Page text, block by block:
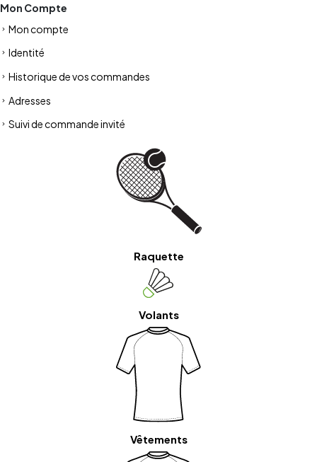
Mon Compte
Mon compte
Identité
Historique de vos commandes
Adresses
Suivi de commande invité
Raquette
Volants
Vêtements